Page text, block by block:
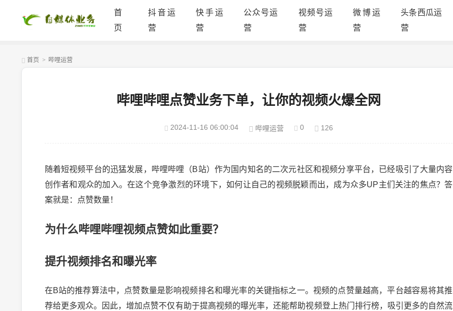
首
页
抖音运
营
快手运
营
公众号运
营
视频号运
营
微博运
营
头条西瓜运
营
首页 > 哔哩运营
哔哩哔哩点赞业务下单，让你的视频火爆全网
2024-11-16 06:00:04 哔哩运营 0 126
随着短视频平台的迅猛发展，哔哩哔哩（B站）作为国内知名的二次元社区和视频分享平台，已经吸引了大量内容
创作者和观众的加入。在这个竞争激烈的环境下，如何让自己的视频脱颖而出，成为众多UP主们关注的焦点？答
案就是：点赞数量！
为什么哔哩哔哩视频点赞如此重要？
提升视频排名和曝光率
在B站的推荐算法中，点赞数量是影响视频排名和曝光率的关键指标之一。视频的点赞量越高，平台越容易将其推
荐给更多观众。因此，增加点赞不仅有助于提高视频的曝光率，还能帮助视频登上热门排行榜，吸引更多的自然流